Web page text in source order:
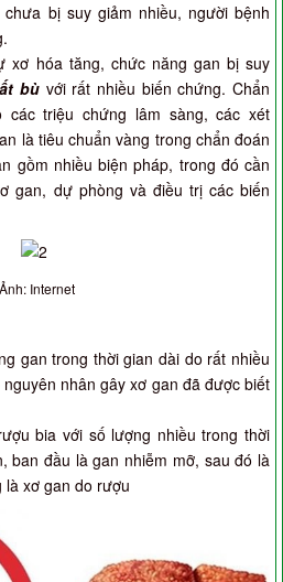
bị suy giảm nhiều, người bệnh
xơ hóa tăng, chức năng gan bị suy
bù với rất nhiều biến chứng. Chẩn
triệu chứng lâm sàng, các xét
là tiêu chuẩn vàng trong chẩn đoán
gồm nhiều biện pháp, trong đó cần
gan, dự phòng và điều trị các biến
Ảnh: Internet
gan trong thời gian dài do rất nhiều
nhân gây xơ gan đã được biết
bia với số lượng nhiều trong thời
ban đầu là gan nhiễm mỡ, sau đó là
là xơ gan do rượu